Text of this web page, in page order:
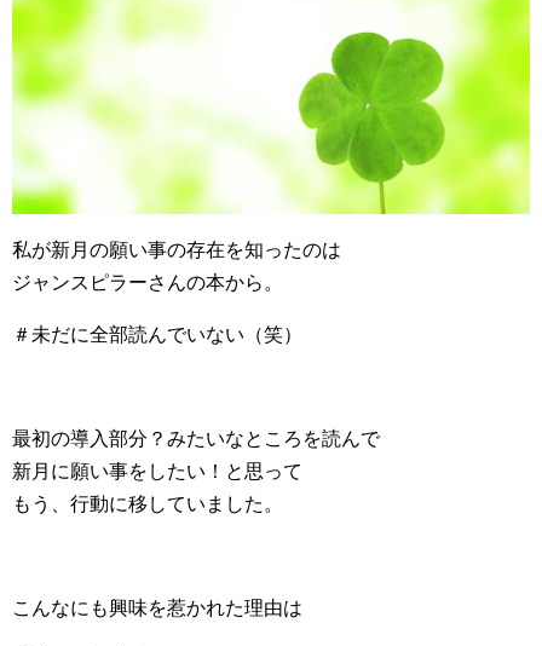
私が新月の願い事の存在を知ったのは
ジャンスピラーさんの本から。
＃未だに全部読んでいない（笑）
最初の導入部分？みたいなところを読んで
新月に願い事をしたい！と思って
もう、行動に移していました。
こんなにも興味を惹かれた理由は